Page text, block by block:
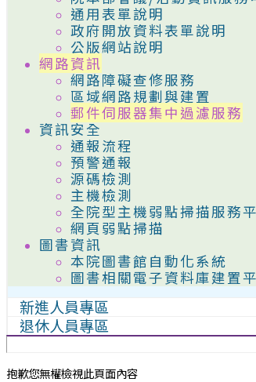
通用表單說明
政府開放資料表單說明
公版網站說明
網路資訊
網路障礙查修服務
區域網路規劃與建置
郵件伺服器集中過濾服務
資訊安全
通報流程
預警通報
源碼檢測
主機檢測
全院型主機弱點掃描服務
網頁弱點掃描
圖書資訊
本院圖書館自動化系統
圖書相關電子資料庫建置
新進人員專區
退休人員專區
抱歉您無權檢視此頁面內容